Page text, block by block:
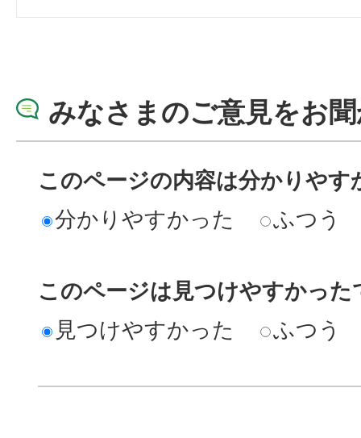
みなさまのご意見をお
このページの内容は分かりやす
分かりやすかった
ふつう
このページは見つけやすかった
見つけやすかった
ふつう